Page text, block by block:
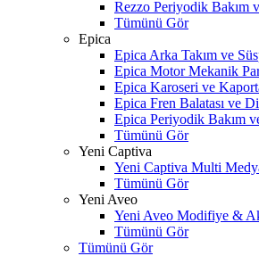
Rezzo Periyodik Bakım
Tümünü Gör
Epica
Epica Arka Takım ve
Epica Motor Mekanik
Epica Karoseri ve
Epica Fren Balatası ve
Epica Periyodik Bakım
Tümünü Gör
Yeni Captiva
Yeni Captiva Multi
Tümünü Gör
Yeni Aveo
Yeni Aveo Modifiye &
Tümünü Gör
Tümünü Gör